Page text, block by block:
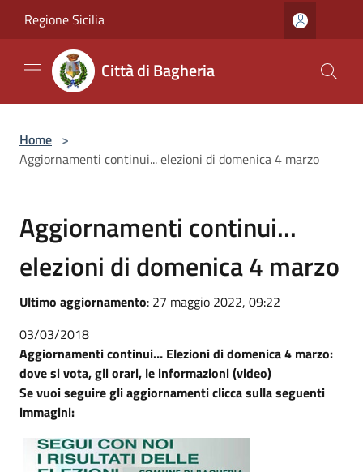
Regione Sicilia
Città di Bagheria
Home >
Aggiornamenti continui... elezioni di domenica 4 marzo
Aggiornamenti continui...
elezioni di domenica 4 marzo
Ultimo aggiornamento: 27 maggio 2022, 09:22
03/03/2018
Aggiornamenti continui… Elezioni di domenica 4 marzo:
dove si vota, gli orari, le informazioni (video)
Se vuoi seguire gli aggiornamenti clicca sulla seguenti
immagini: